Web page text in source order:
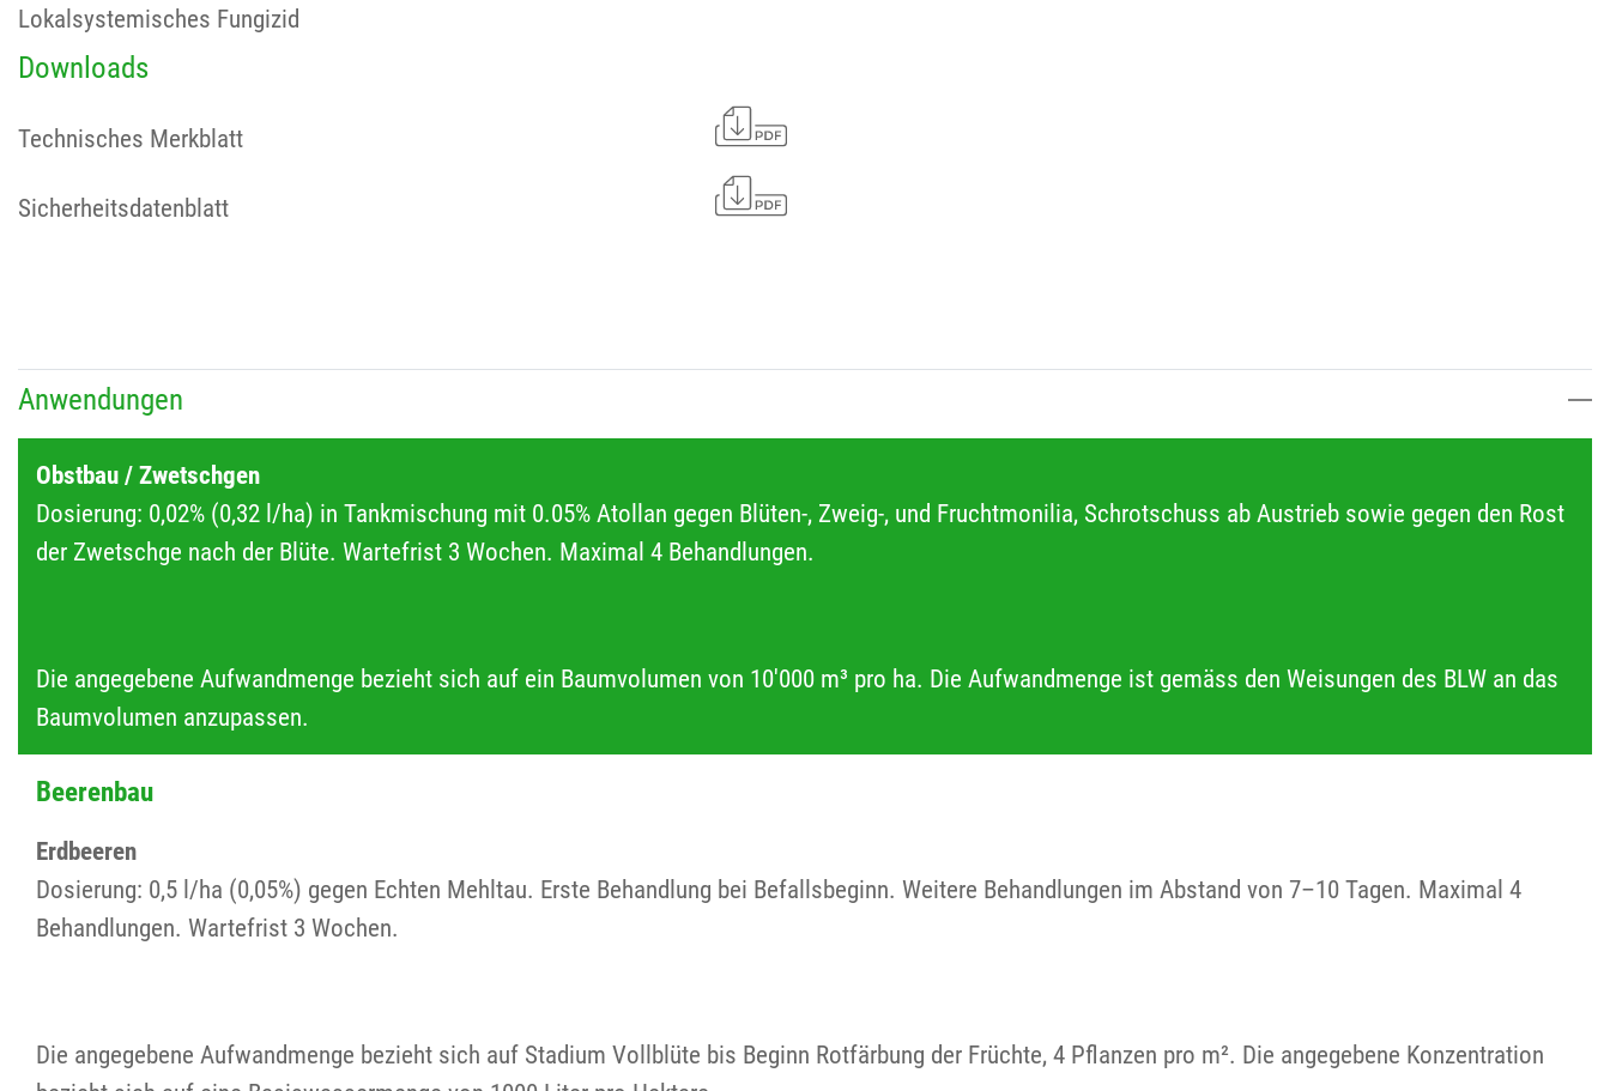
Lokalsystemisches Fungizid
Downloads
Technisches Merkblatt
Sicherheitsdatenblatt
Anwendungen
Obstbau / Zwetschgen
Dosierung: 0,02% (0,32 l/ha) in Tankmischung mit 0.05% Atollan gegen Blüten-, Zweig-, und Fruchtmonilia, Schrotschuss ab Austrieb sowie gegen den Rost
der Zwetschge nach der Blüte. Wartefrist 3 Wochen. Maximal 4 Behandlungen.
Die angegebene Aufwandmenge bezieht sich auf ein Baumvolumen von 10'000 m³ pro ha. Die Aufwandmenge ist gemäss den Weisungen des BLW an das
Baumvolumen anzupassen.
Beerenbau
Erdbeeren
Dosierung: 0,5 l/ha (0,05%) gegen Echten Mehltau. Erste Behandlung bei Befallsbeginn. Weitere Behandlungen im Abstand von 7–10 Tagen. Maximal 4
Behandlungen. Wartefrist 3 Wochen.
Die angegebene Aufwandmenge bezieht sich auf Stadium Vollblüte bis Beginn Rotfärbung der Früchte, 4 Pflanzen pro m². Die angegebene Konzentration